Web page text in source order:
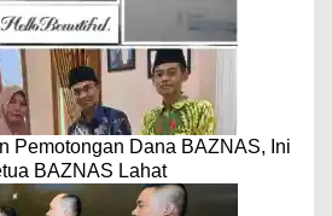
Pemotongan Dana BAZNAS, Ini
BAZNAS Lahat